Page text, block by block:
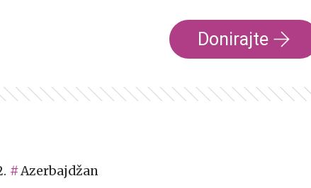
Donirajte
Azerbajdžan